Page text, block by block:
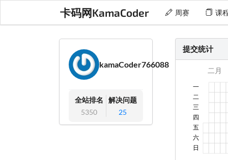
卡码网KamaCoder 周赛 课
kamaCoder766088
全站排名
5350
解决问题
25
提交统计